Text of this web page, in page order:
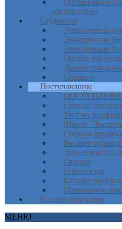
Организация
организации
Студентам
Электронная
Электронная
Электронная
Оплата
Справки
Поступающим
Списки
Тест на
Школа
Среднее
Высшее
Дни открытых
Скидки
Олимпиада
Каталог
Повышение
Каталог программ
МЕНЮ